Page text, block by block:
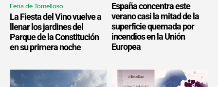
Feria de Tomelloso
La Fiesta del Vino vuelve a
llenar los jardines del
Parque de la Constitución
en su primera noche
España concentra este
verano casi la mitad de la
superficie quemada por
incendios en la Unión
Europea